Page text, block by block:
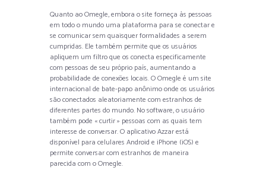
Quanto ao Omegle, embora o site forneça às pessoas
em todo o mundo uma plataforma para se conectar e
se comunicar sem quaisquer formalidades a serem
cumpridas. Ele também permite que os usuários
apliquem um filtro que os conecta especificamente
com pessoas de seu próprio país, aumentando a
probabilidade de conexões locais. O Omegle é um site
internacional de bate-papo anônimo onde os usuários
são conectados aleatoriamente com estranhos de
diferentes partes do mundo. No software, o usuário
também pode « curtir » pessoas com as quais tem
interesse de conversar. O aplicativo Azzar está
disponível para celulares Android e iPhone (iOS) e
permite conversar com estranhos de maneira
parecida com o Omegle.